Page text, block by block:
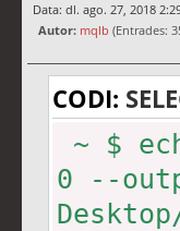
Data: dl. ago. 27, 2018
Autor: mqlb (Entrades:
CODI:
~ $
0 --